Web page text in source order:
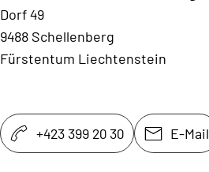
Dorf 49
9488 Schellenberg
Fürstentum Liechtenstein
+423 399 20 30 E-Mail